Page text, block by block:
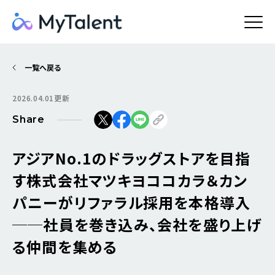
一覧へ戻る
2026.04.01更新
Share
アジアNo.1のドラッグストアを目指
す株式会社マツキヨココカラ＆カン
パニーがリファラル採用を本格導入
──社員を巻き込み、会社を盛り上げ
る仲間を集める